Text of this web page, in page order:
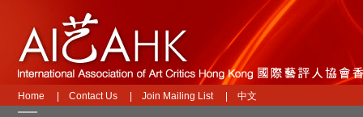
Home Contact Us Join Mailing List 中文